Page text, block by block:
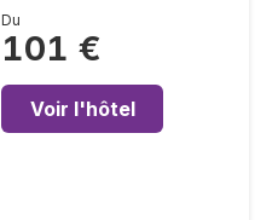
Du
101 €
Voir l'hôtel